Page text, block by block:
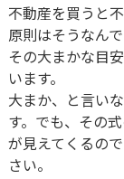
不動産を買うと
原則はそうなん
その大まかな目
います。
大まか、と言い
す。でも、その
が見えてくるの
さい。